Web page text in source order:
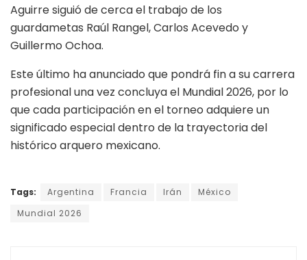
Aguirre siguió de cerca el trabajo de los
guardametas Raúl Rangel, Carlos Acevedo y
Guillermo Ochoa.
Este último ha anunciado que pondrá fin a su carrera
profesional una vez concluya el Mundial 2026, por lo
que cada participación en el torneo adquiere un
significado especial dentro de la trayectoria del
histórico arquero mexicano.
Tags: Argentina Francia Irán
México
Mundial 2026